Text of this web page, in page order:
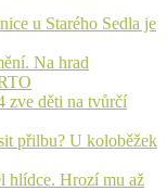
u Starého Sedla je
Na hrad
zve děti na tvůrčí
přilbu? U koloběžek
hlídce. Hrozí mu až